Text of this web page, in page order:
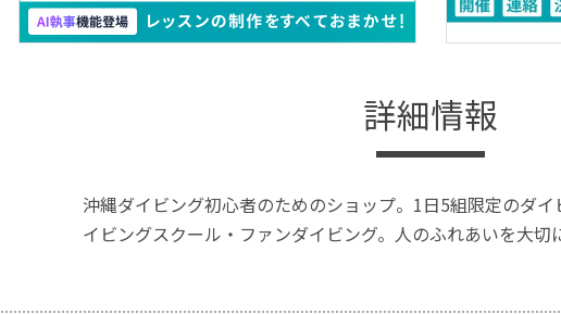
詳細情報
沖縄ダイビング初心者のためのショップ。1日5組限定のダ
イビングスクール・ファンダイビング。人のふれあいを大切